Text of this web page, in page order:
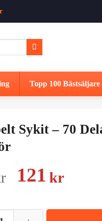
Topp 100 Bästsäljare
Sykit – 70
Det
priset
121 krDet